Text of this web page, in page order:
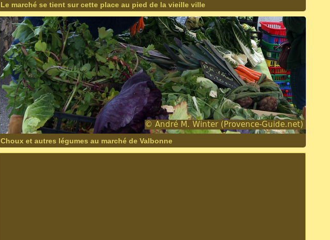
Le marché se tient sur cette place au pied de la vieille ville
Choux et autres légumes au marché de Valbonne